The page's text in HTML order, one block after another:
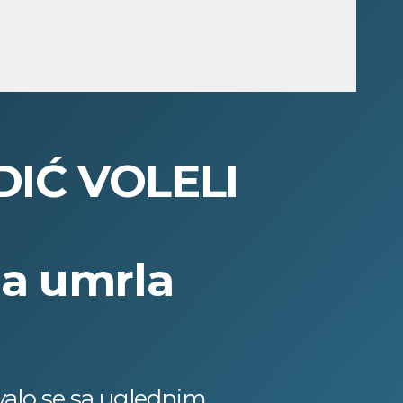
VOLELI
umrla